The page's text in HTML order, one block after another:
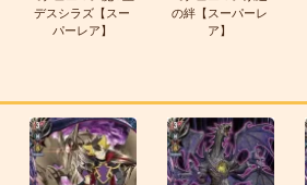
デスシラズ【スー
パーレア】
の絆【スーパーレ
ア】